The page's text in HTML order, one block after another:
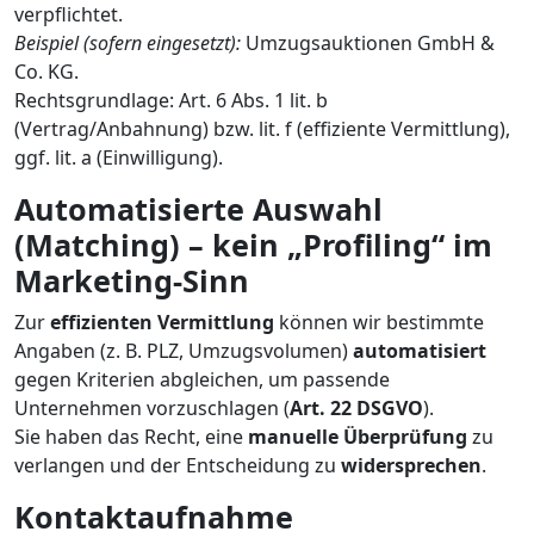
verpflichtet.
Beispiel (sofern eingesetzt): Umzugsauktionen GmbH &
Co. KG.
Rechtsgrundlage: Art. 6 Abs. 1 lit. b
(Vertrag/Anbahnung) bzw. lit. f (effiziente Vermittlung),
ggf. lit. a (Einwilligung).
Automatisierte Auswahl
(Matching) – kein „Profiling“ im
Marketing-Sinn
Zureffizienten Vermittlung können wir bestimmte
Angaben (z. B. PLZ, Umzugsvolumen)automatisiert
gegen Kriterien abgleichen, um passende
Unternehmen vorzuschlagen (Art. 22 DSGVO).
Sie haben das Recht, eine manuelle Überprüfung zu
verlangen und der Entscheidung zu widersprechen.
Kontaktaufnahme